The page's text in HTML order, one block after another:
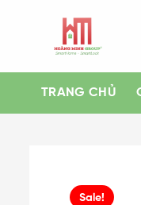
TRANG CHỦ
Sale!